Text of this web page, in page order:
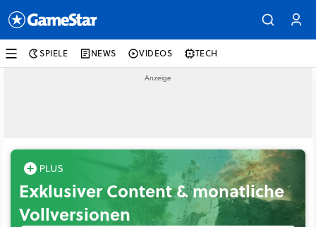
SPIELE NEWS VIDEOS TECH
Exklusiver Content & monatliche
Vollversionen